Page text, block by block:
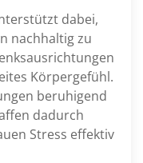
dabei,
nachhaltig zu
Körpergefühl.
beruhigend
dadurch
Stress effektiv